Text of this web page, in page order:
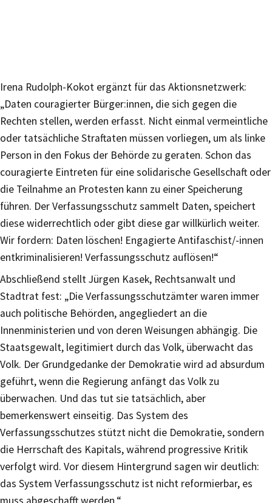
Irena Rudolph-Kokot ergänzt für das Aktionsnetzwerk:
„Daten couragierter Bürger:innen, die sich gegen die
Rechten stellen, werden erfasst. Nicht einmal vermeintliche
oder tatsächliche Straftaten müssen vorliegen, um als linke
Person in den Fokus der Behörde zu geraten. Schon das
couragierte Eintreten für eine solidarische Gesellschaft oder
die Teilnahme an Protesten kann zu einer Speicherung
führen. Der Verfassungsschutz sammelt Daten, speichert
diese widerrechtlich oder gibt diese gar willkürlich weiter.
Wir fordern: Daten löschen! Engagierte Antifaschist/-innen
entkriminalisieren! Verfassungsschutz auflösen!“
Abschließend stellt Jürgen Kasek, Rechtsanwalt und
Stadtrat fest: „Die Verfassungsschutzämter waren immer
auch politische Behörden, angegliedert an die
Innenministerien und von deren Weisungen abhängig. Die
Staatsgewalt, legitimiert durch das Volk, überwacht das
Volk. Der Grundgedanke der Demokratie wird ad absurdum
geführt, wenn die Regierung anfängt das Volk zu
überwachen. Und das tut sie tatsächlich, aber
bemerkenswert einseitig. Das System des
Verfassungsschutzes stützt nicht die Demokratie, sondern
die Herrschaft des Kapitals, während progressive Kritik
verfolgt wird. Vor diesem Hintergrund sagen wir deutlich:
das System Verfassungsschutz ist nicht reformierbar, es